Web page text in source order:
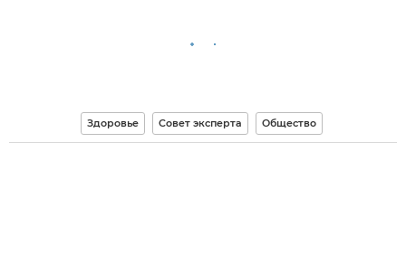
Здоровье Совет эксперта Общество